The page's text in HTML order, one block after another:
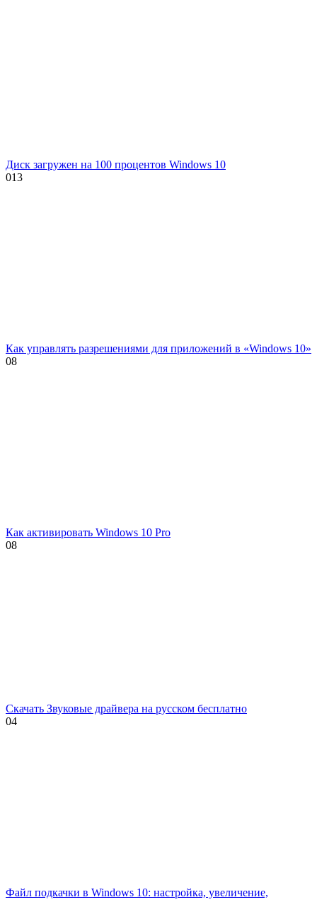
Диск загружен на 100 процентов Windows 10
013
Как управлять разрешениями для приложений в «Windows 10»
08
Как активировать Windows 10 Pro
08
Скачать Звуковые драйвера на русском бесплатно
04
Файл подкачки в Windows 10: настройка, увеличение,